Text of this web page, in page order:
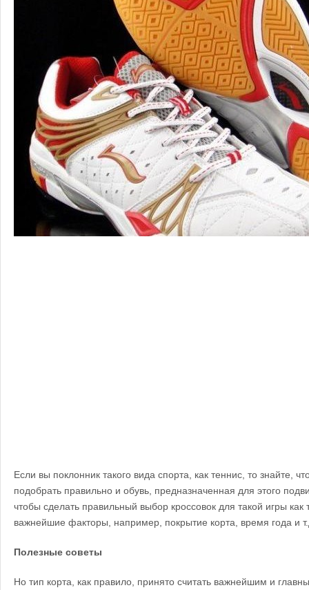
Если вы поклонник такого вида спорта, как теннис, то знайте,
подобрать правильно и обувь, предназначенная для этого
чтобы сделать правильный выбор кроссовок для такой игры как
важнейшие факторы, например, покрытие корта, время года и
Полезные советы
Но тип корта, как правило, принято считать важнейшим и